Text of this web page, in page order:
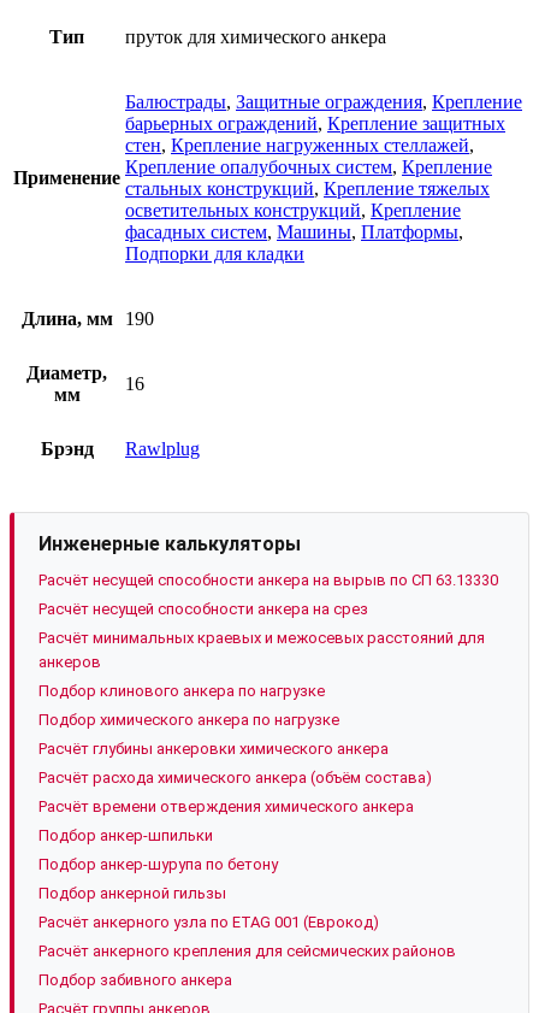
Тип пруток для химического анкера
Применение
Балюстрады, Защитные ограждения, Крепление
барьерных ограждений, Крепление защитных
стен, Крепление нагруженных стеллажей,
Крепление опалубочных систем, Крепление
стальных конструкций, Крепление тяжелых
осветительных конструкций, Крепление
фасадных систем, Машины, Платформы,
Подпорки для кладки
Длина, мм 190
Диаметр,
мм
16
Брэнд Rawlplug
Инженерные калькуляторы
Расчёт несущей способности анкера на вырыв по СП 63.13330
Расчёт несущей способности анкера на срез
Расчёт минимальных краевых и межосевых расстояний для
анкеров
Подбор клинового анкера по нагрузке
Подбор химического анкера по нагрузке
Расчёт глубины анкеровки химического анкера
Расчёт расхода химического анкера (объём состава)
Расчёт времени отверждения химического анкера
Подбор анкер-шпильки
Подбор анкер-шурупа по бетону
Подбор анкерной гильзы
Расчёт анкерного узла по ETAG 001 (Еврокод)
Расчёт анкерного крепления для сейсмических районов
Подбор забивного анкера
Расчёт группы анкеров